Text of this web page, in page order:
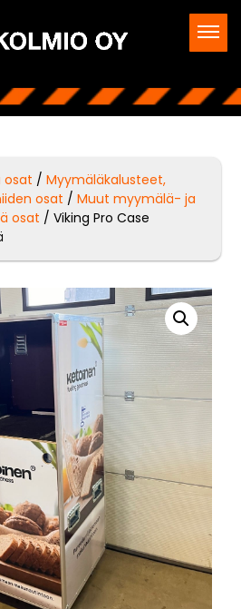
osat /Myymäläkalusteet,
osat /Muut myymälä- ja
osat / Viking Pro Case